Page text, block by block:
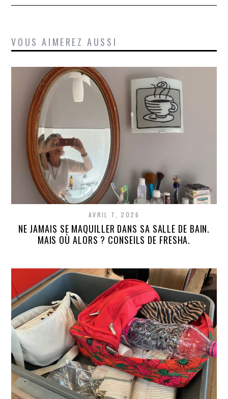
VOUS AIMEREZ AUSSI
AVRIL 7, 2026
NE JAMAIS SE MAQUILLER DANS SA SALLE DE BAIN.
MAIS OÙ ALORS ? CONSEILS DE FRESHA.